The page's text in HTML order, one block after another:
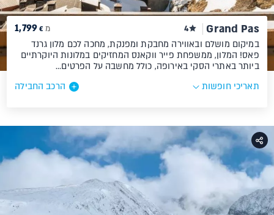
Grand Pas
4 מ 1,799 €
במיקום מושלם ובאווירה מחבקת ומפנקת, מחכה לכם מלון גרנד
פאס! המלון, ממשפחת פייר ווקאנס המחזיקים במלונות היוקרתיים
ביותר באתרי הסקי באירופה, כולל מחשבה על הפרטים…
תאריכי חופשות
הרכב החבילה